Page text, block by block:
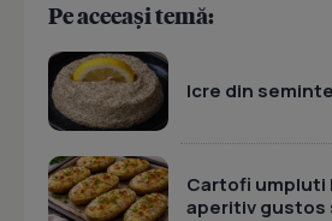
Pe aceeași temă:
Icre din
Cartofi umpluti
aperitiv gustos